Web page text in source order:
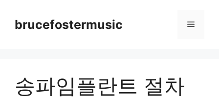
contentbrucefostermusic Menu
송파임플란트 절차